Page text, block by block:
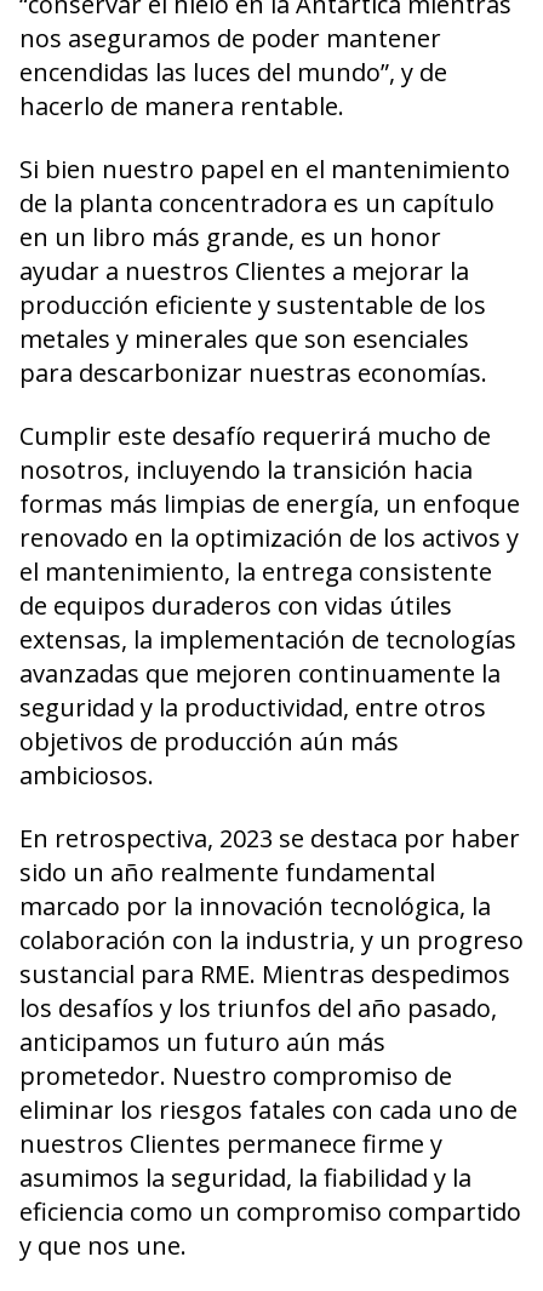
nos aseguramos de poder mantener
encendidas las luces del mundo”, y de
hacerlo de manera rentable.
Si bien nuestro papel en el mantenimiento
de la planta concentradora es un capítulo
en un libro más grande, es un honor
ayudar a nuestros Clientes a mejorar la
producción eficiente y sustentable de los
metales y minerales que son esenciales
para descarbonizar nuestras economías.
Cumplir este desafío requerirá mucho de
nosotros, incluyendo la transición hacia
formas más limpias de energía, un enfoque
renovado en la optimización de los activos y
el mantenimiento, la entrega consistente
de equipos duraderos con vidas útiles
extensas, la implementación de tecnologías
avanzadas que mejoren continuamente la
seguridad y la productividad, entre otros
objetivos de producción aún más
ambiciosos.
En retrospectiva, 2023 se destaca por haber
sido un año realmente fundamental
marcado por la innovación tecnológica, la
colaboración con la industria, y un progreso
sustancial para RME. Mientras despedimos
los desafíos y los triunfos del año pasado,
anticipamos un futuro aún más
prometedor. Nuestro compromiso de
eliminar los riesgos fatales con cada uno de
nuestros Clientes permanece firme y
asumimos la seguridad, la fiabilidad y la
eficiencia como un compromiso compartido
y que nos une.